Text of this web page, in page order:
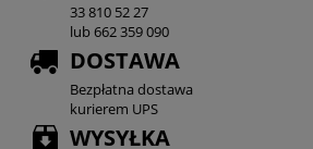
33 810 52 27
lub 662 359 090
DOSTAWA
Bezpłatna dostawa
kurierem UPS
WYSYŁKA